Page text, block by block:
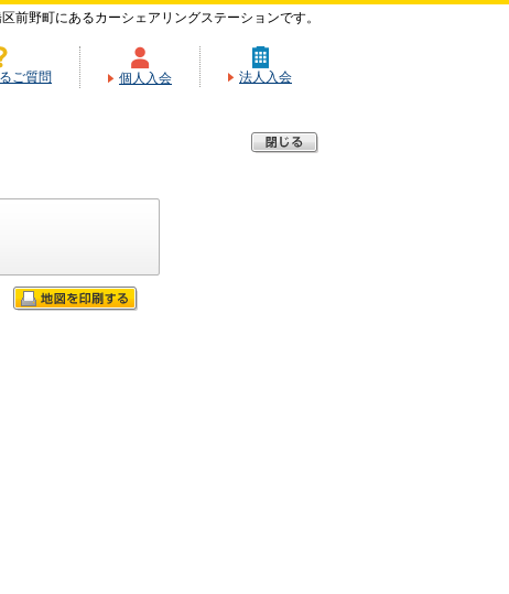
前野町にあるカーシェアリングステーションです。
ご質問 個人入会 法人入会